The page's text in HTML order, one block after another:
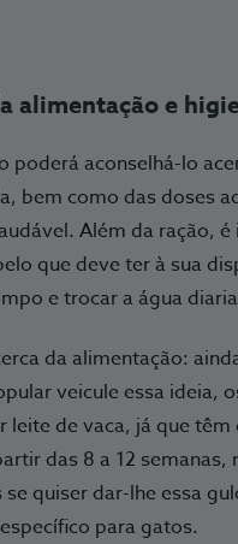
alimentação e
poderá aconselhá-lo
bem como das doses
Além da ração,
que deve ter à sua
e trocar a água
da alimentação:
veicule essa ideia,
leite de vaca, já que
das 8 a 12 semanas,
se quiser dar-lhe essa
para gatos.